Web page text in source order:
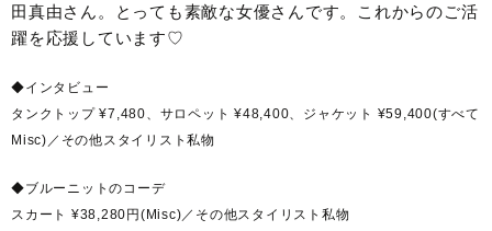
田真由さん。とっても素敵な女優さんです。これからのご活
躍を応援しています♡
◆インタビュー
タンクトップ ¥7,480、サロペット ¥48,400、ジャケット ¥59,400(すべて
Misc)／その他スタイリスト私物
◆ブルーニットのコーデ
スカート ¥38,280円(Misc)／その他スタイリスト私物